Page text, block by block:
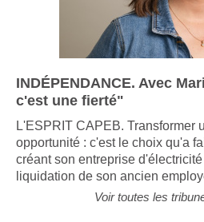
INDÉPENDANCE. Avec
L'ESPRIT CAPEB. Transformer
opportunité : c'est le choix qu'a
créant son entreprise d'électricité